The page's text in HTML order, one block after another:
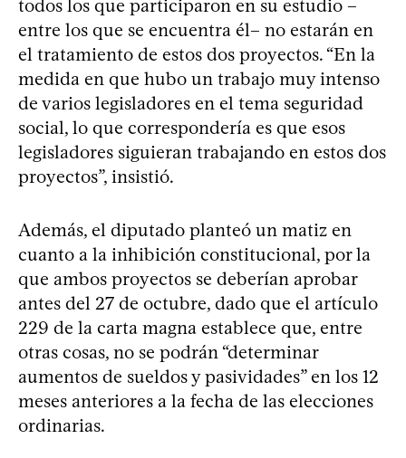
todos los que participaron en su estudio –
entre los que se encuentra él– no estarán en
el tratamiento de estos dos proyectos. “En la
medida en que hubo un trabajo muy intenso
de varios legisladores en el tema seguridad
social, lo que correspondería es que esos
legisladores siguieran trabajando en estos dos
proyectos”, insistió.
Además, el diputado planteó un matiz en
cuanto a la inhibición constitucional, por la
que ambos proyectos se deberían aprobar
antes del 27 de octubre, dado que el artículo
229 de la carta magna establece que, entre
otras cosas, no se podrán “determinar
aumentos de sueldos y pasividades” en los 12
meses anteriores a la fecha de las elecciones
ordinarias.